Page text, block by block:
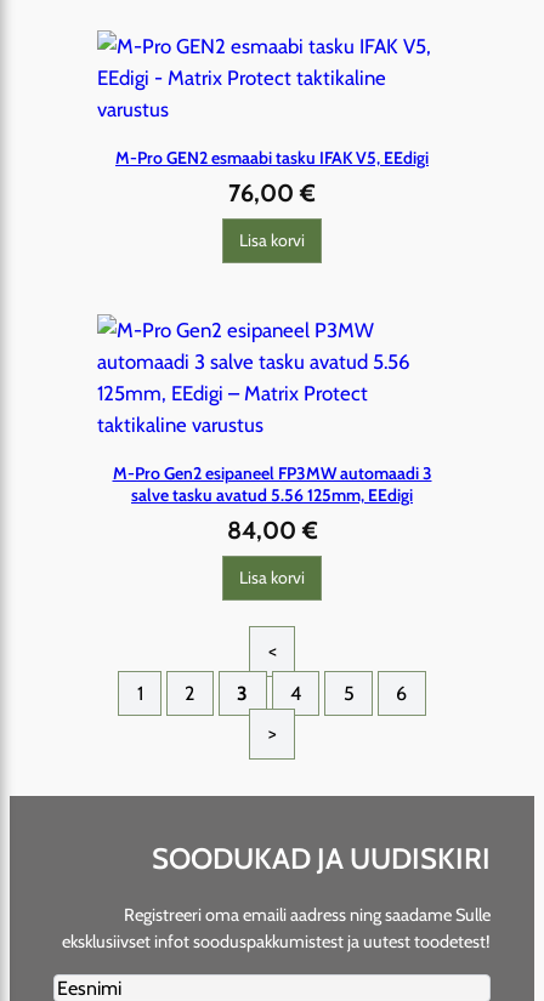
M-Pro GEN2 esmaabi tasku IFAK V5, EEdigi
76,00€
Lisa korvi
M-Pro Gen2 esipaneel FP3MW automaadi 3
salve tasku avatud 5.56 125mm, EEdigi
84,00€
Lisa korvi
<
1
2 3 4 5
6
>
SOODUKAD JA UUDISKIRI
Registreeri oma emaili aadress ning saadame Sulle
eksklusiivset infot sooduspakkumistest ja uutest toodetest!
Firstname2